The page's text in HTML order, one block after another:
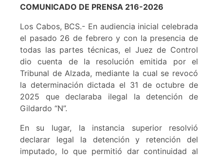
COMUNICADO DE PRENSA 216-2026
Los Cabos, BCS.- En audiencia inicial celebrada
el pasado 26 de febrero y con la presencia de
todas las partes técnicas, el Juez de Control
dio cuenta de la resolución emitida por el
Tribunal de Alzada, mediante la cual se revocó
la determinación dictada el 31 de octubre de
2025 que declaraba ilegal la detención de
Gildardo “N”.
En su lugar, la instancia superior resolvió
declarar legal la detención y retención del
imputado, lo que permitió dar continuidad al